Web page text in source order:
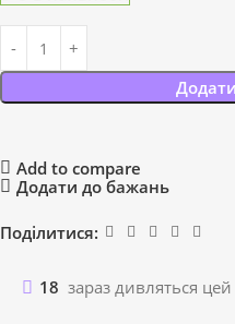
Add to compare
Додати до бажань
Поділитися:
18 зараз дивляться